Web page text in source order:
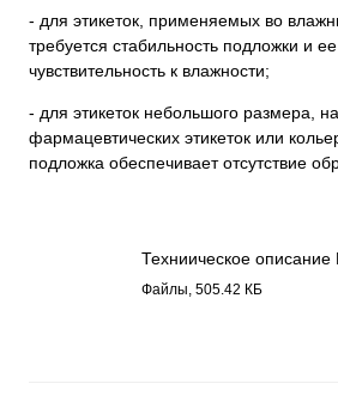
- для этикеток, применяемых во
требуется стабильность подложки и
чувствительность к влажности;
- для этикеток небольшого размера,
фармацевтических этикеток или
подложка обеспечивает отсутствие
Техниическое
клей 4117.1.pdf
Файлы, 505.42 КБ